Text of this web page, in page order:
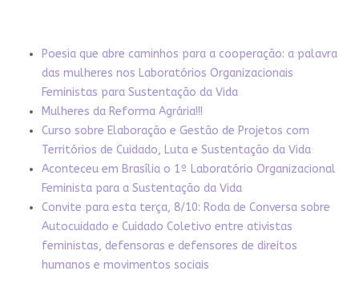
Poesia que abre caminhos para a cooperação: a palavra
das mulheres nos Laboratórios Organizacionais
Feministas para Sustentação da Vida
Mulheres da Reforma Agrária!!!
Curso sobre Elaboração e Gestão de Projetos com
Territórios de Cuidado, Luta e Sustentação da Vida
Aconteceu em Brasília o 1º Laboratório Organizacional
Feminista para a Sustentação da Vida
Convite para esta terça, 8/10: Roda de Conversa sobre
Autocuidado e Cuidado Coletivo entre ativistas
feministas, defensoras e defensores de direitos
humanos e movimentos sociais